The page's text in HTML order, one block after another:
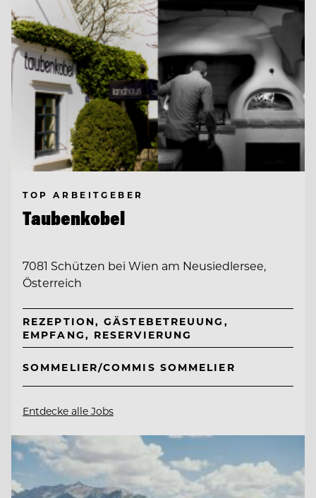
TOP ARBEITGEBER
Taubenkobel
7081 Schützen bei Wien am Neusiedlersee,
Österreich
REZEPTION, GÄSTEBETREUUNG,
EMPFANG, RESERVIERUNG
SOMMELIER/COMMIS SOMMELIER
Entdecke alle Jobs